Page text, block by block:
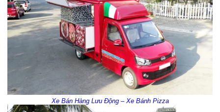
Xe Bán Hàng Lưu Động – Xe Bánh Pizza